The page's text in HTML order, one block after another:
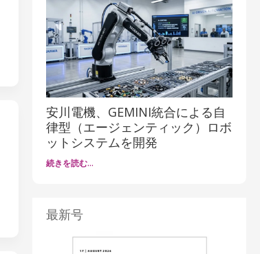
安川電機、GEMINI統合による自
律型（エージェンティック）ロボ
ットシステムを開発
続きを読む…
最新号